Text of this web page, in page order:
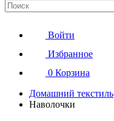
Войти
Избранное
0 Корзина
Домашний текстиль
Наволочки